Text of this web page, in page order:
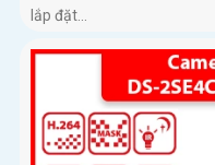
lắp đặt...